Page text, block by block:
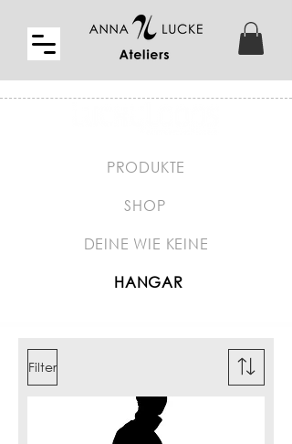
PRODUKTE
SHOP
DEINE WIE KEINE
HANGAR
Filter